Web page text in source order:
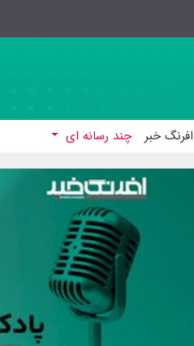
خبر چند رسانه ای